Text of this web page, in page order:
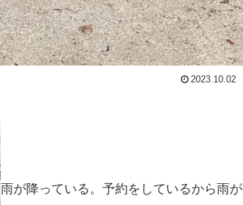
2023.10.02
雨が降っている。予約をしているから雨が